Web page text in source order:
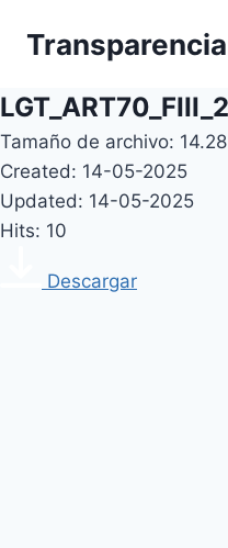
Transparencia
Tamaño de archivo:
Created: 14-05-2025
Updated: 14-05-2025
Hits: 10
Descargar